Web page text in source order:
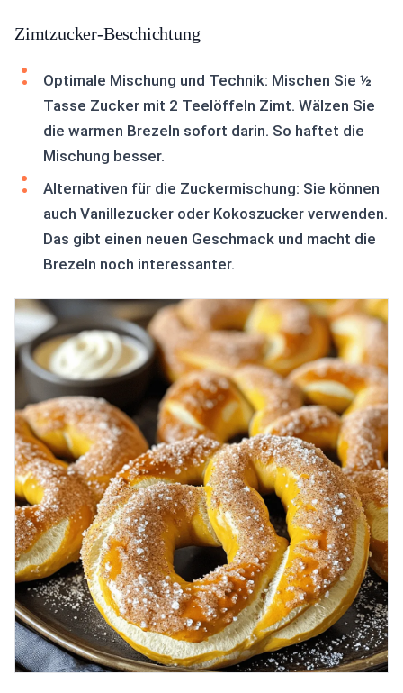
Zimtzucker-Beschichtung
Optimale Mischung und Technik: Mischen Sie ½
Tasse Zucker mit 2 Teelöffeln Zimt. Wälzen Sie
die warmen Brezeln sofort darin. So haftet die
Mischung besser.
Alternativen für die Zuckermischung: Sie können
auch Vanillezucker oder Kokoszucker verwenden.
Das gibt einen neuen Geschmack und macht die
Brezeln noch interessanter.